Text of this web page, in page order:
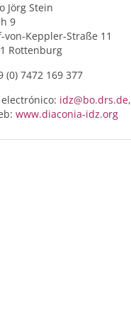
Jörg Stein
9
von-Keppler-Straße 11
Rottenburg
(0) 7472 169 377
idz@bo.drs.de,
www.diaconia-idz.org